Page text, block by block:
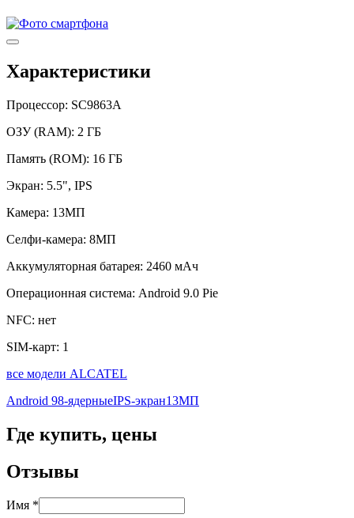
Характеристики
Процессор: SC9863A
ОЗУ (RAM): 2 ГБ
Память (ROM): 16 ГБ
Экран: 5.5", IPS
Камера: 13МП
Селфи-камера: 8МП
Аккумуляторная батарея: 2460 мАч
Операционная система: Android 9.0 Pie
NFC: нет
SIM-карт: 1
все модели ALCATEL
Android 98-ядерныеIPS-экран13МП
Где купить, цены
Отзывы
Имя *